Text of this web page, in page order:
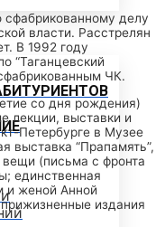
сфабрикованному делу
власти. Расстрелян
В 1992 году
“Таганцевский
ЧК.
со дня рождения)
лекции, выставки и
Петербурге в Музее
выставка “Прапамять”,
(письма с фронта
единственная
и женой Анной
издания